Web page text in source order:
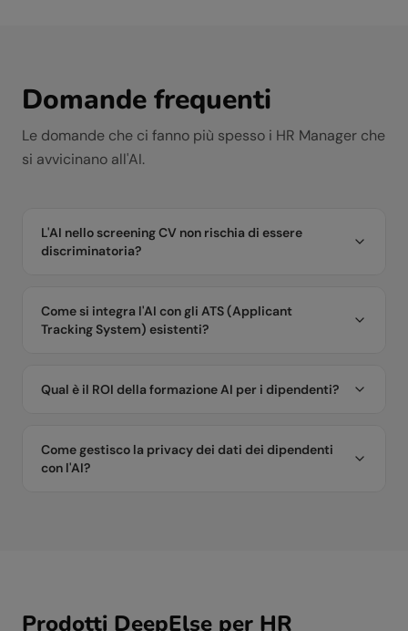
Domande frequenti
Le domande che ci fanno più spesso i HR Manager che
si avvicinano all'AI.
L'AI nello screening CV non rischia di essere
discriminatoria?
Come si integra l'AI con gli ATS (Applicant
Tracking System) esistenti?
Qual è il ROI della formazione AI per i dipendenti?
Come gestisco la privacy dei dati dei dipendenti
con l'AI?
Prodotti DeepElse per HR